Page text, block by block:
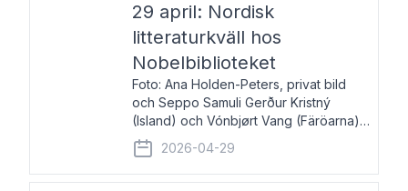
29 april: Nordisk
litteraturkväll hos
Nobelbiblioteket
Foto: Ana Holden-Peters, privat bild
och Seppo Samuli Gerður Kristný
(Island) och Vónbjørt Vang (Färöarna)
läser ur sina verk och samtalar med
John Swedenmark. De läser upp på
färöiska, isländska och svenska och
2026-04-29